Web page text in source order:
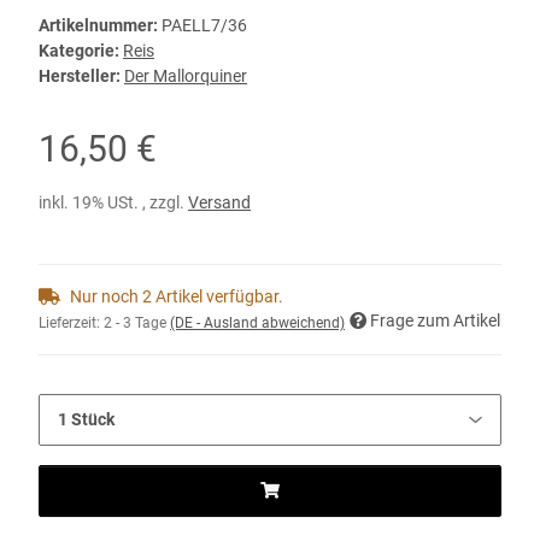
Artikelnummer: PAELL7/36
Kategorie: Reis
Hersteller: Der Mallorquiner
16,50 €
inkl. 19% USt. , zzgl. Versand
Nur noch 2 Artikel verfügbar.
Lieferzeit: 2 - 3 Tage (DE - Ausland abweichend) Frage zum Artikel